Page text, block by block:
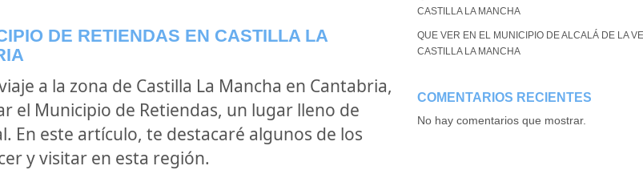
DE RETIENDAS EN CASTILLA LA
a la zona de Castilla La Mancha en Cantabria,
el Municipio de Retiendas, un lugar lleno de
En este artículo, te destacaré algunos de los
y visitar en esta región.
CASTILLA LA MANCHA
QUE VER EN EL MUNICIPIO DE ALCALÁ DE LA
CASTILLA LA MANCHA
COMENTARIOS RECIENTES
No hay comentarios que mostrar.